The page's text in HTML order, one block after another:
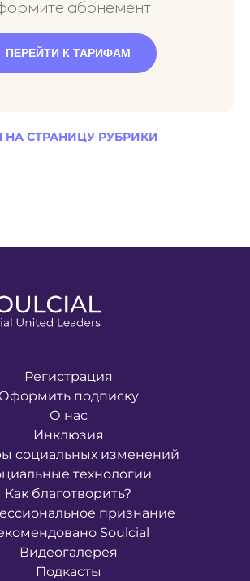
абонемент
ПЕРЕЙТИ К ТАРИФАМ
НА СТРАНИЦУ РУБРИКИ
Регистрация
Оформить подписку
О нас
Инклюзия
социальных изменений
технологии
Как благотворить?
признание
Soulcial
Видеогалерея
Подкасты